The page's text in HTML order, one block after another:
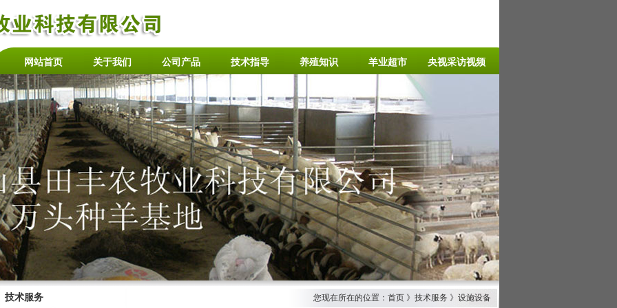
网站首页 关于我们 公司产品 技术指导 养殖知识 羊业超市 央视采访视频
技术服务 您现在所在的位置：首页 》技术服务 》设施设备